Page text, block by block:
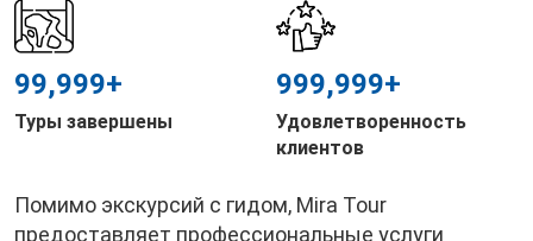
99,999+
Туры завершены
999,999+
Удовлетворенность
клиентов
Помимо экскурсий с гидом, Mira Tour
предоставляет профессиональные услуги